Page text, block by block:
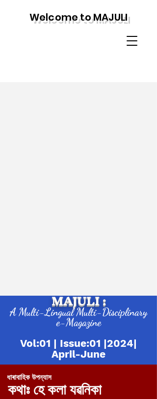
Welcome to MAJULI
MAJULI :
A Multi-Lingual Multi-Disciplinary
e-Magazine
Vol:01 | Issue:01 |2024|
April-June
ধাৰাবাহিক উপন্যাস
কথাঃ হে কলা যৱনিকা